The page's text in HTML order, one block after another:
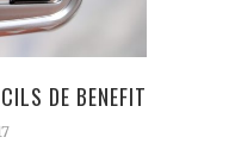
DE BENEFIT